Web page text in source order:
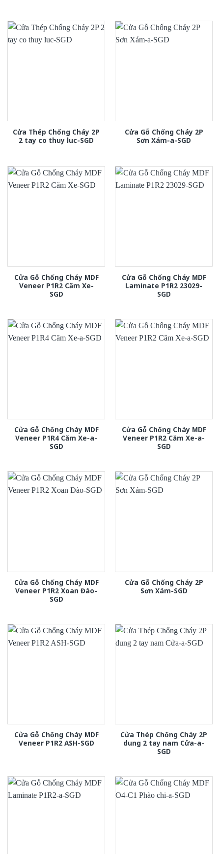
Cửa Thép Chống Cháy 2P
2 tay co thuy luc-SGD
Cửa Gỗ Chống Cháy 2P
Sơn Xám-a-SGD
Cửa Gỗ Chống Cháy MDF
Veneer P1R2 Căm Xe-
SGD
Cửa Gỗ Chống Cháy MDF
Laminate P1R2 23029-
SGD
Cửa Gỗ Chống Cháy MDF
Veneer P1R4 Căm Xe-a-
SGD
Cửa Gỗ Chống Cháy MDF
Veneer P1R2 Căm Xe-a-
SGD
Cửa Gỗ Chống Cháy MDF
Veneer P1R2 Xoan Đào-
SGD
Cửa Gỗ Chống Cháy 2P
Sơn Xám-SGD
Cửa Gỗ Chống Cháy MDF
Veneer P1R2 ASH-SGD
Cửa Thép Chống Cháy 2P
dung 2 tay nam Cửa-a-
SGD